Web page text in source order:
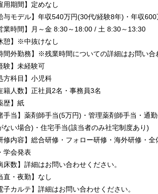
用期間】定めなし
与モデル】年収540万円(30代/経験8年)・年収
業時間】月～金 8:30～18:00 / 土 8:30～13:30
憩】※中抜けなし
間外勤務】※残業時間についての詳細はお問い合
験】未経験可
方科目】小児科
籍人数】正社員2名・事務員3名
歴】紙
手当】薬剤師手当(5万円)・管理薬剤師手当・
ない場合)・住宅手当(該当者のみ社宅制度あり)
修内容】総合研修・フォロー研修・海外研修・
学会発表
床数】詳細はお問い合わせください。
直・夜勤】なし
子カルテ】詳細はお問い合わせください。